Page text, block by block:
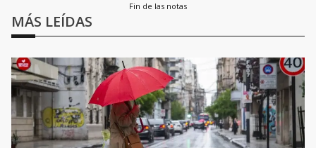
Fin de las notas
MÁS LEÍDAS